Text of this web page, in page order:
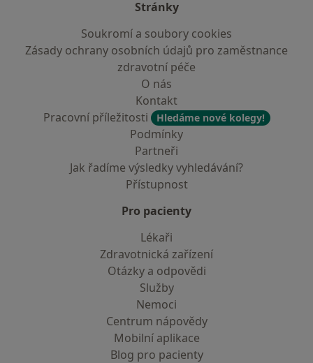
Stránky
Soukromí a soubory cookies
Zásady ochrany osobních údajů pro zaměstnance
zdravotní péče
O nás
Kontakt
Pracovní příležitosti
Hledáme nové kolegy!
Podmínky
Partneři
Jak řadíme výsledky vyhledávání?
Přístupnost
Pro pacienty
Lékaři
Zdravotnická zařízení
Otázky a odpovědi
Služby
Nemoci
Centrum nápovědy
Mobilní aplikace
Blog pro pacienty